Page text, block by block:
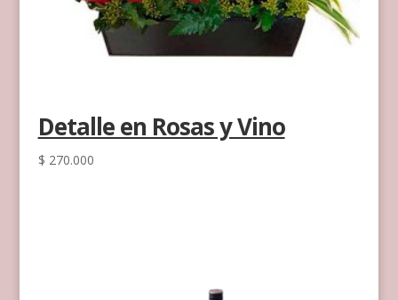
Detalle en Rosas y Vino
$ 270.000